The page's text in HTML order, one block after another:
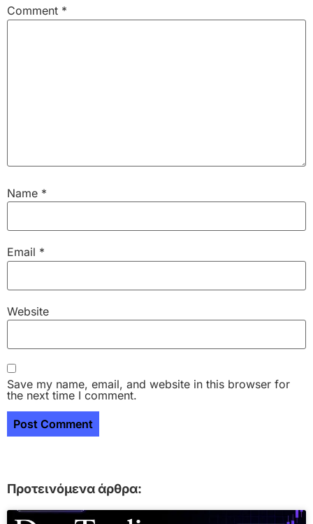
Comment *
Name *
Email *
Website
Save my name, email, and website in this browser for
the next time I comment.
Προτεινόμενα άρθρα: